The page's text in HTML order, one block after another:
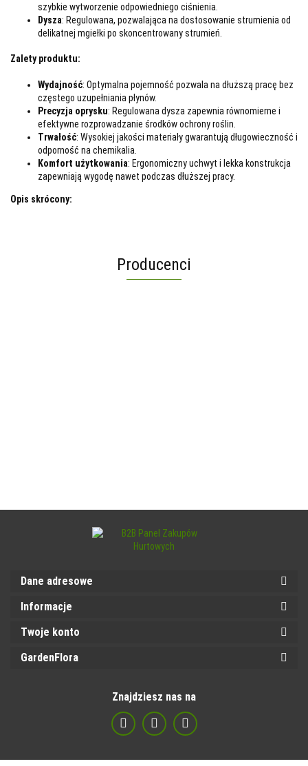
szybkie wytworzenie odpowiedniego ciśnienia.
Dysza: Regulowana, pozwalająca na dostosowanie strumienia od
delikatnej mgiełki po skoncentrowany strumień.
Zalety produktu:
Wydajność: Optymalna pojemność pozwala na dłuższą pracę bez
częstego uzupełniania płynów.
Precyzja oprysku: Regulowana dysza zapewnia równomierne i
efektywne rozprowadzanie środków ochrony roślin.
Trwałość: Wysokiej jakości materiały gwarantują długowieczność i
odporność na chemikalia.
Komfort użytkowania: Ergonomiczny uchwyt i lekka konstrukcja
zapewniają wygodę nawet podczas dłuższej pracy.
Opis skrócony:
Producenci
Dane adresowe
Informacje
Twoje konto
GardenFlora
Znajdziesz nas na